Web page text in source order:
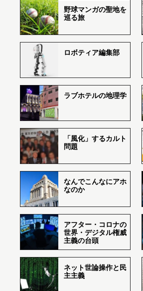
野球マンガの聖地を
巡る旅
ロボティア編集部
ラブホテルの地理学
「風化」するカルト
問題
なんでこんなにアホ
なのか
アフター・コロナの
世界・デジタル権威
主義の台頭
ネット世論操作と民
主主義